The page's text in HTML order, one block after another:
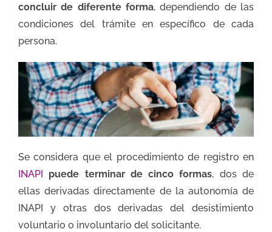
concluir de diferente forma, dependiendo de las
condiciones del trámite en específico de cada
persona.
Se considera que el procedimiento de registro en
INAPI puede terminar de cinco formas, dos de
ellas derivadas directamente de la autonomía de
INAPI y otras dos derivadas del desistimiento
voluntario o involuntario del solicitante.